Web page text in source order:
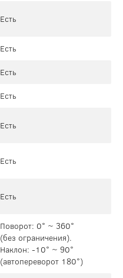
Есть
Есть
Есть
Есть
Есть
Есть
Есть
Поворот: 0° ~ 360°
(без ограничения).
Наклон: -10° ~ 90°
(автопереворот 180°)